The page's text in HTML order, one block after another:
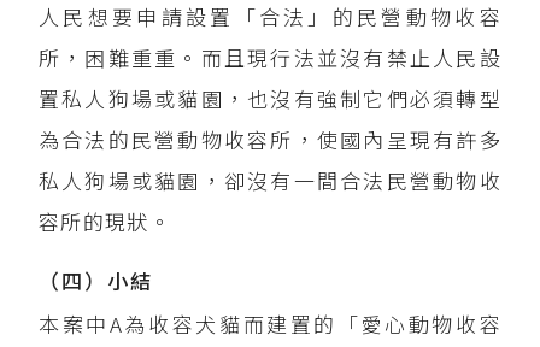
人民想要申請設置「合法」的民營動物收容
所，困難重重。而且現行法並沒有禁止人民設
置私人狗場或貓園，也沒有強制它們必須轉型
為合法的民營動物收容所，使國內呈現有許多
私人狗場或貓園，卻沒有一間合法民營動物收
容所的現狀。
（四）小結
本案中A為收容犬貓而建置的「愛心動物收容